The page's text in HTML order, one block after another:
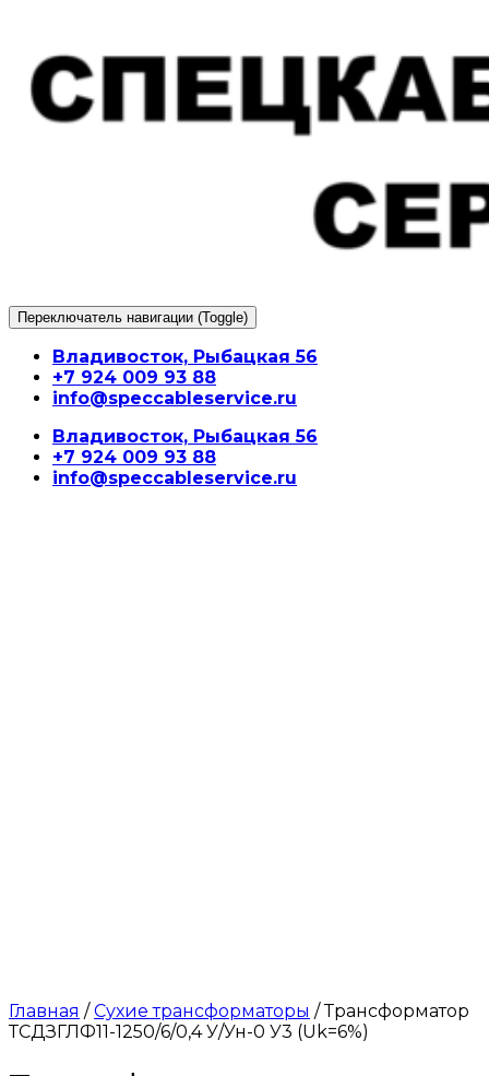
содержимому
Переключатель навигации (Toggle)
Владивосток, Рыбацкая 56
+7 924 009 93 88
info@speccableservice.ru
Владивосток, Рыбацкая 56
+7 924 009 93 88
info@speccableservice.ru
Главная /Сухие трансформаторы / Трансформатор
ТСДЗГЛФ11-1250/6/0,4 У/Ун-0 У3 (Uk=6%)